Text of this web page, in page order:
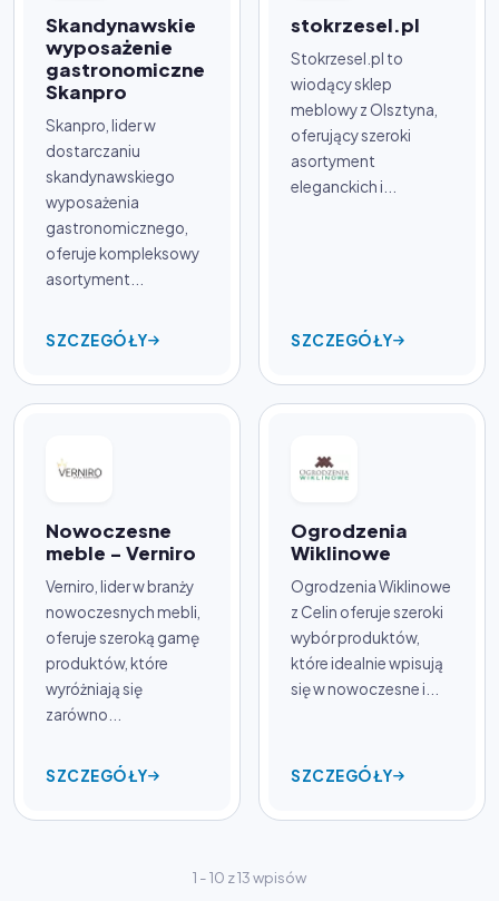
Skandynawskie
wyposażenie
gastronomiczne
Skanpro
Skanpro, lider w
dostarczaniu
skandynawskiego
wyposażenia
gastronomicznego,
oferuje kompleksowy
asortyment...
SZCZEGÓŁY
stokrzesel.pl
Stokrzesel.pl to
wiodący sklep
meblowy z Olsztyna,
oferujący szeroki
asortyment
eleganckich i...
SZCZEGÓŁY
Nowoczesne
meble - Verniro
Verniro, lider w branży
nowoczesnych mebli,
oferuje szeroką gamę
produktów, które
wyróżniają się
zarówno...
SZCZEGÓŁY
Ogrodzenia
Wiklinowe
Ogrodzenia Wiklinowe
z Celin oferuje szeroki
wybór produktów,
które idealnie wpisują
się w nowoczesne i...
SZCZEGÓŁY
1 - 10 z 13 wpisów